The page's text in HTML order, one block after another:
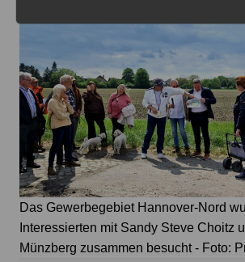
Das Gewerbegebiet Hannover-Nord
Interessierten mit Sandy Steve Choitz
Münzberg zusammen besucht - Foto: